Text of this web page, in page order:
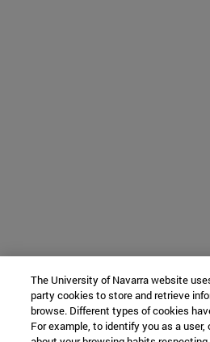
The University of Navarra website
party cookies to store and retrieve
browse. Different types of cookies
For example, to identify you as a